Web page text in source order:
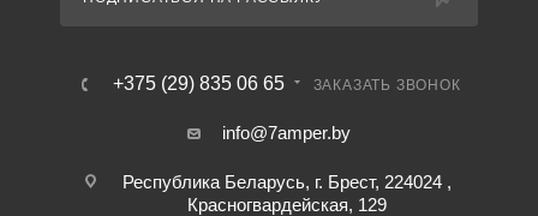
+375 (29) 835 06 65 ЗАКАЗАТЬ ЗВОНОК
info@7amper.by
Республика Беларусь, г. Брест, 224024 ,
Красногвардейская, 129